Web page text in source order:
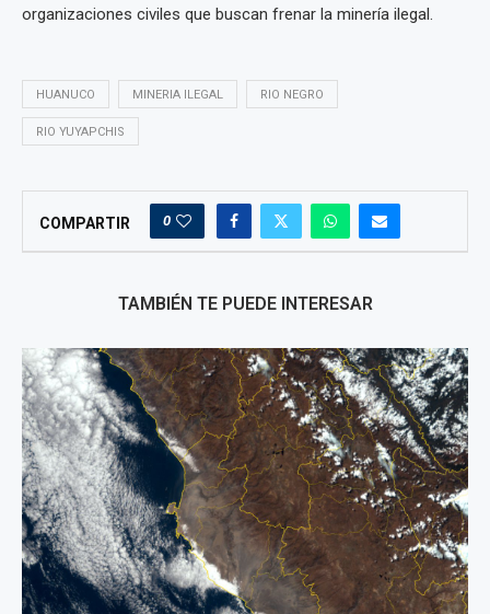
organizaciones civiles que buscan frenar la minería ilegal.
HUANUCO MINERIA ILEGAL RIO NEGRO
RIO YUYAPCHIS
COMPARTIR 0
TAMBIÉN TE PUEDE INTERESAR